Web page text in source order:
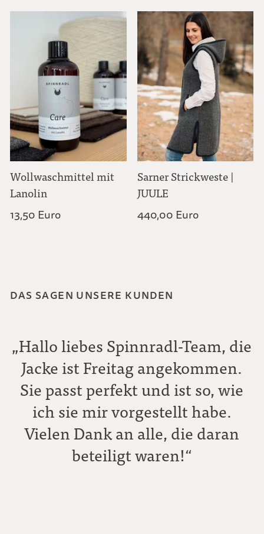
Wollwaschmittel mit
Lanolin
13,50 Euro
Sarner Strickweste |
JUULE
440,00 Euro
DAS SAGEN UNSERE KUNDEN
„Hallo liebes Spinnradl-Team, die
Jacke ist Freitag angekommen.
Sie passt perfekt und ist so, wie
ich sie mir vorgestellt habe.
Vielen Dank an alle, die daran
beteiligt waren!“